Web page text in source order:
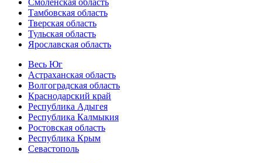
Смоленская область
Тамбовская область
Тверская область
Тульская область
Ярославская область
Весь Юг
Астраханская область
Волгоградская область
Краснодарский край
Республика Адыгея
Республика Калмыкия
Ростовская область
Республика Крым
Севастополь